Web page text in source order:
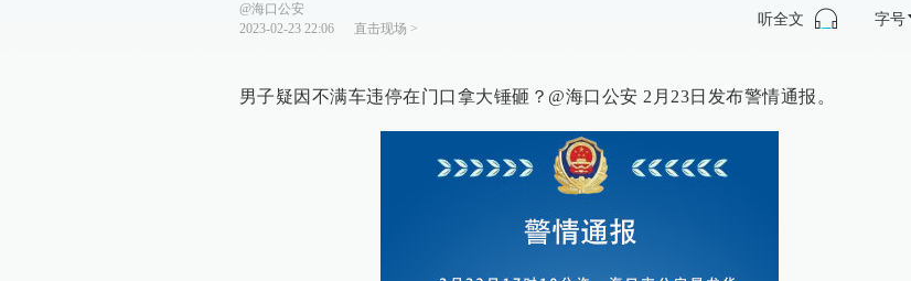
@海口公安
2023-02-23 22:06
直击现场 >
听全文 字号
男子疑因不满车违停在门口拿大锤砸？@海口公安 2月23日发布警情通报。